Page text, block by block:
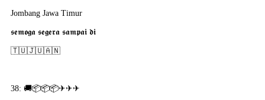
Jombang Jawa Timur
𝖘𝖊𝖒𝖔𝖌𝖆 𝖘𝖊𝖌𝖊𝖗𝖆 𝖘𝖆𝖒𝖕𝖆𝖎 𝖉𝖎
🇹​🇺​🇯​🇺​🇦​🇳​
38: 🚚📦📦📦✈✈✈